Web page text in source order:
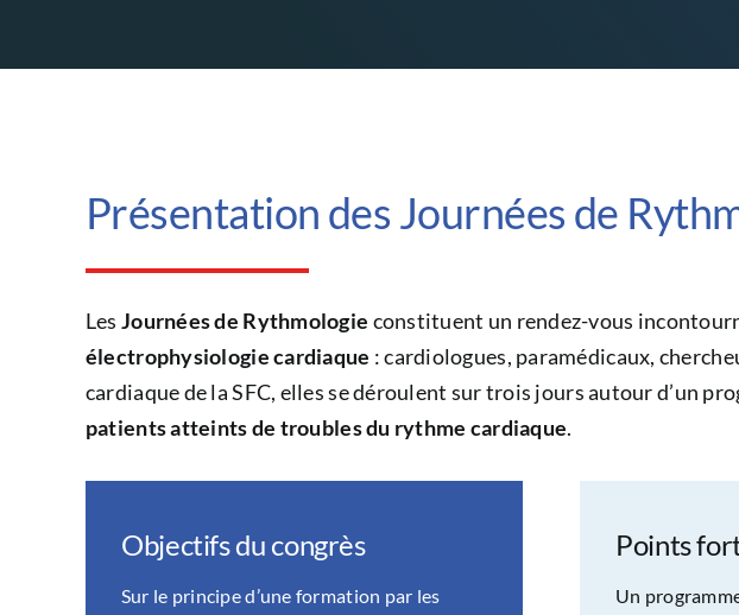
Présentation des Journées de
LesJournées de Rythmologie constituent un rendez-vous
électrophysiologie cardiaque : cardiologues, paramédicaux,
cardiaque de la SFC, elles se déroulent sur trois jours autour d’un
patients atteints de troubles du rythme cardiaque.
Objectifs du congrès
Sur le principe d’une formation par les
Points
Un